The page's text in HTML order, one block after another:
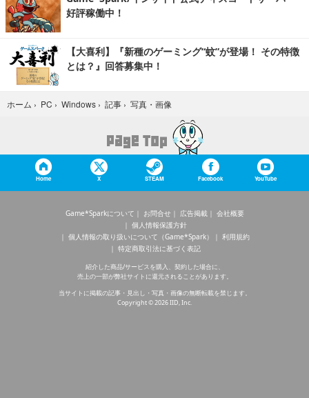
好評稼働中！
【大喜利】『新種のゲーミング“蚊”が登場！ その特徴
とは？』回答募集中！
ホーム › PC › Windows › 記事 › 写真・画像
Home X STEAM Facebook YouTube
Game*Sparkについて お問合せ 広告掲載
会社概要
個人情報保護方針
個人情報の取り扱いについて（Game*Spark）
利用規約
特定商取引法に基づく表記
紹介した商品/サービスを購入、契約した場合に、
売上の一部が弊社サイトに還元されることがあります。
当サイトに掲載の記事・見出し・写真・画像の無断転載を禁じます。
Copyright © 2026 IID, Inc.